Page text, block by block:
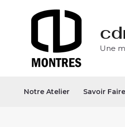
Une
Notre Atelier Savoir Faire
des